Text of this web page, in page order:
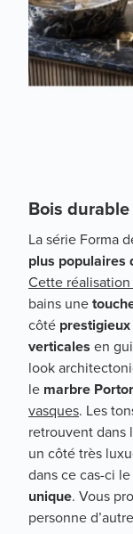
Bois
La série Forma
plus populaires
Cette
bains une
côté
verticales en
look
le marbre
vasques. Les
retrouvent dans
un côté très
dans ce cas-ci
unique. Vous
personne